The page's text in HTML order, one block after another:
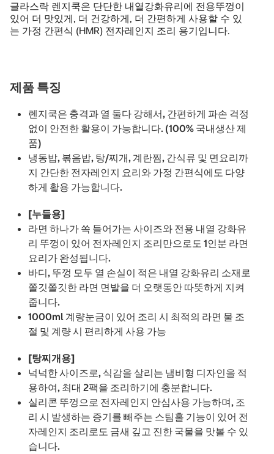
글라스락 렌지쿡은 단단한 내열강화유리에 전용뚜껑이
있어 더 맛있게, 더 건강하게, 더 간편하게 사용할 수 있
는 가정 간편식 (HMR) 전자레인지 조리 용기입니다.
제품 특징
렌지쿡은 충격과 열 둘다 강해서, 간편하게 파손 걱정
없이 안전한 활용이 가능합니다. (100% 국내생산 제
품)
냉동밥, 볶음밥, 탕/찌개, 계란찜, 간식류 및 면요리까
지 간단한 전자레인지 요리와 가정 간편식에도 다양
하게 활용 가능합니다.
[누들용]
라면 하나가 쏙 들어가는 사이즈와 전용 내열 강화유
리 뚜껑이 있어 전자레인지 조리만으로도 1인분 라면
요리가 완성됩니다.
바디, 뚜껑 모두 열 손실이 적은 내열 강화유리 소재로
쫄깃쫄깃한 라면 면발을 더 오랫동안 따뜻하게 지켜
줍니다.
1000ml 계량눈금이 있어 조리 시 최적의 라면 물 조
절 및 계량 시 편리하게 사용 가능
[탕찌개용]
넉넉한 사이즈로, 식감을 살리는 냄비형 디자인을 적
용하여, 최대 2팩을 조리하기에 충분합니다.
실리콘 뚜껑으로 전자레인지 안심사용 가능하며, 조
리 시 발생하는 증기를 빼주는 스팀홀 기능이 있어 전
자레인지 조리로도 금새 깊고 진한 국물을 맛볼 수 있
습니다.